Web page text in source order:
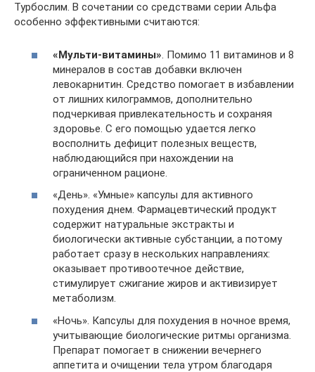
Турбослим. В сочетании со средствами серии Альфа
особенно эффективными считаются:
«Мульти-витамины» . Помимо 11 витаминов и 8
минералов в состав добавки включен
левокарнитин. Средство помогает в избавлении
от лишних килограммов, дополнительно
подчеркивая привлекательность и сохраняя
здоровье. С его помощью удается легко
восполнить дефицит полезных веществ,
наблюдающийся при нахождении на
ограниченном рационе.
«День». «Умные» капсулы для активного
похудения днем. Фармацевтический продукт
содержит натуральные экстракты и
биологически активные субстанции, а потому
работает сразу в нескольких направлениях:
оказывает противоотечное действие,
стимулирует сжигание жиров и активизирует
метаболизм.
«Ночь». Капсулы для похудения в ночное время,
учитывающие биологические ритмы организма.
Препарат помогает в снижении вечернего
аппетита и очищении тела утром благодаря